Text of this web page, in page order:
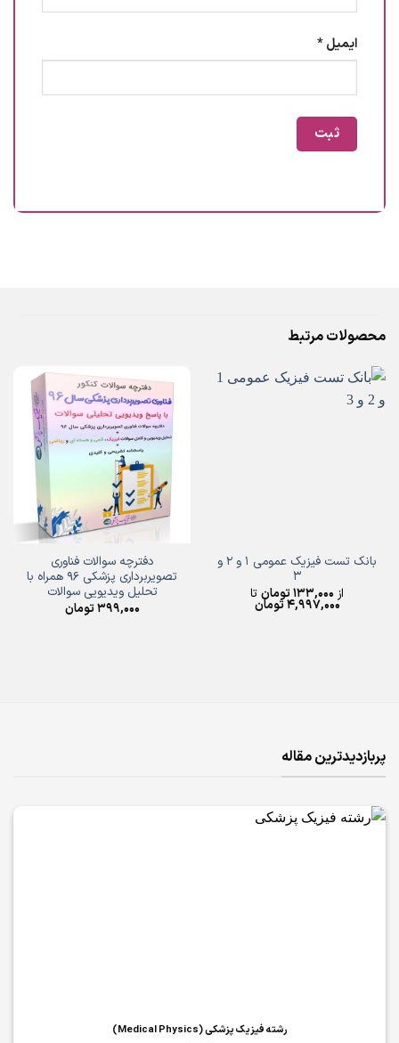
ایمیل*
محصولات مرتبط
بانک تست فیزیک عمومی 1 و 2 و
3
از 133,000تومانتا
4,997,000تومان
دفترچه سوالات فناوری
تصویربرداری پزشکی 96 همراه با
تحلیل ویدیویی سوالات
399,000تومان
پربازدیدترین مقاله
رشته فیزیک پزشکی (Medical Physics)